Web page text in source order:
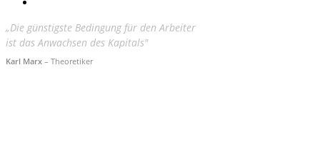
„Die günstigste Bedingung für den Arbeiter
ist das Anwachsen des Kapitals"
Karl Marx – Theoretiker